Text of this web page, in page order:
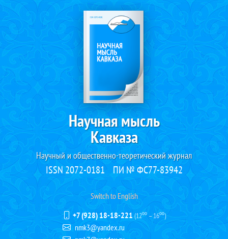
Научная мысль
Кавказа
Научный и общественно-теоретический журнал
ISSN 2072-0181 ПИ № ФС77-83942
Switch to English
+7 (928) 18-18-221(12⁰⁰ – 16⁰⁰)
nmk3@yandex.ru